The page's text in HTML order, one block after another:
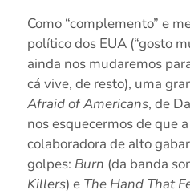
Como “complemento” e
político dos EUA (“gosto
ainda nos mudaremos
cá vive, de resto), uma
Afraid of Americans, de
nos esquecermos de que
colaboradora de alto
golpes: Burn (da banda
Killers) e The Hand That